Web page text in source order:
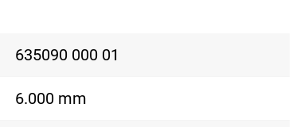
635090 000 01
6.000 mm